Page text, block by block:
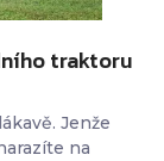
traktoru
Jenže
na